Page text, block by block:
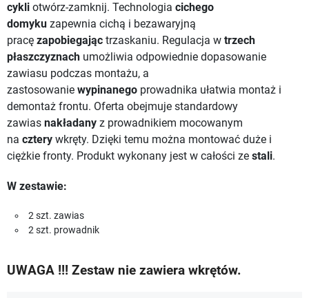
cykli otwórz-zamknij. Technologia cichego
domyku zapewnia cichą i bezawaryjną
pracę zapobiegając trzaskaniu. Regulacja w trzech
płaszczyznach umożliwia odpowiednie dopasowanie
zawiasu podczas montażu, a
zastosowanie wypinanego prowadnika ułatwia montaż i
demontaż frontu. Oferta obejmuje standardowy
zawias nakładany z prowadnikiem mocowanym
na cztery wkręty. Dzięki temu można montować duże i
ciężkie fronty. Produkt wykonany jest w całości ze stali.
W zestawie:
2 szt. zawias
2 szt. prowadnik
UWAGA !!! Zestaw nie zawiera wkrętów.